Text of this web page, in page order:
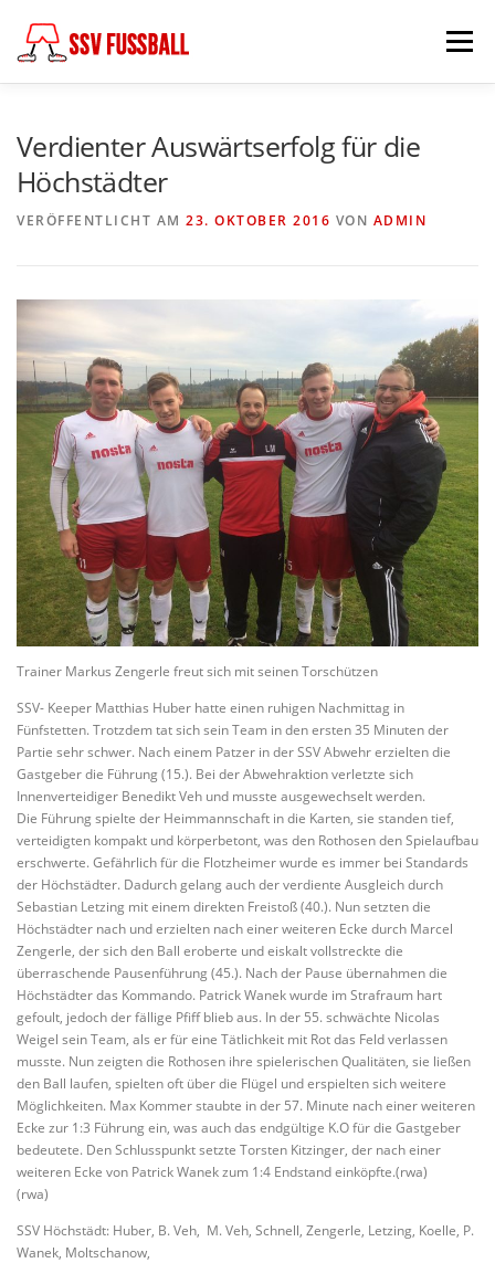
Inhalt
springen
Menü
KONTAKT
Verdienter Auswärtserfolg für die
Höchstädter
VERÖFFENTLICHT AM 23. OKTOBER 2016 VON ADMIN
Trainer Markus Zengerle freut sich mit seinen Torschützen
SSV- Keeper Matthias Huber hatte einen ruhigen Nachmittag in
Fünfstetten. Trotzdem tat sich sein Team in den ersten 35 Minuten der
Partie sehr schwer. Nach einem Patzer in der SSV Abwehr erzielten die
Gastgeber die Führung (15.). Bei der Abwehraktion verletzte sich
Innenverteidiger Benedikt Veh und musste ausgewechselt werden.
Die Führung spielte der Heimmannschaft in die Karten, sie standen tief,
verteidigten kompakt und körperbetont, was den Rothosen den Spielaufbau
erschwerte. Gefährlich für die Flotzheimer wurde es immer bei Standards
der Höchstädter. Dadurch gelang auch der verdiente Ausgleich durch
Sebastian Letzing mit einem direkten Freistoß (40.). Nun setzten die
Höchstädter nach und erzielten nach einer weiteren Ecke durch Marcel
Zengerle, der sich den Ball eroberte und eiskalt vollstreckte die
überraschende Pausenführung (45.). Nach der Pause übernahmen die
Höchstädter das Kommando. Patrick Wanek wurde im Strafraum hart
gefoult, jedoch der fällige Pfiff blieb aus. In der 55. schwächte Nicolas
Weigel sein Team, als er für eine Tätlichkeit mit Rot das Feld verlassen
musste. Nun zeigten die Rothosen ihre spielerischen Qualitäten, sie ließen
den Ball laufen, spielten oft über die Flügel und erspielten sich weitere
Möglichkeiten. Max Kommer staubte in der 57. Minute nach einer weiteren
Ecke zur 1:3 Führung ein, was auch das endgültige K.O für die Gastgeber
bedeutete. Den Schlusspunkt setzte Torsten Kitzinger, der nach einer
weiteren Ecke von Patrick Wanek zum 1:4 Endstand einköpfte.(rwa)
(rwa)
SSV Höchstädt: Huber, B. Veh, M. Veh, Schnell, Zengerle, Letzing, Koelle, P.
Wanek, Moltschanow,